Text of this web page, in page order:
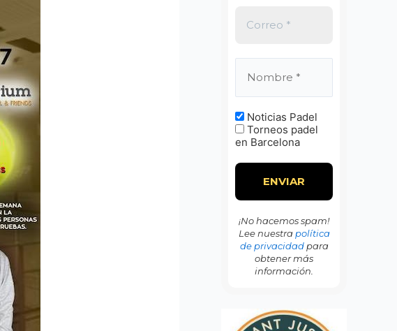
Noticias Padel
Torneos padel
en Barcelona
¡No hacemos spam!
Lee nuestra política
de privacidadpara
obtener más
información.